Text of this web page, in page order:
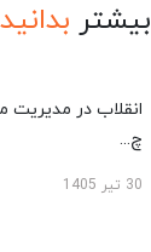
بیشتر بدانید
انقلاب در مدیریت
چ...
30 تیر 1405